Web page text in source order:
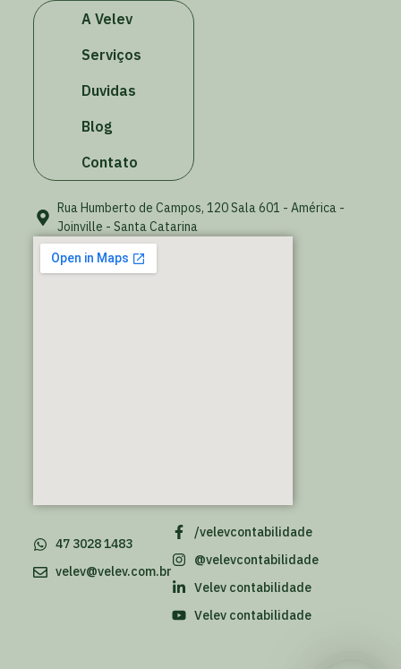
A Velev
Serviços
Duvidas
Blog
Contato
Rua Humberto de Campos, 120 Sala 601 - América -
Joinville - Santa Catarina
/velevcontabilidade
@velevcontabilidade
Velev contabilidade
Velev contabilidade
47 3028 1483
velev@velev.com.br